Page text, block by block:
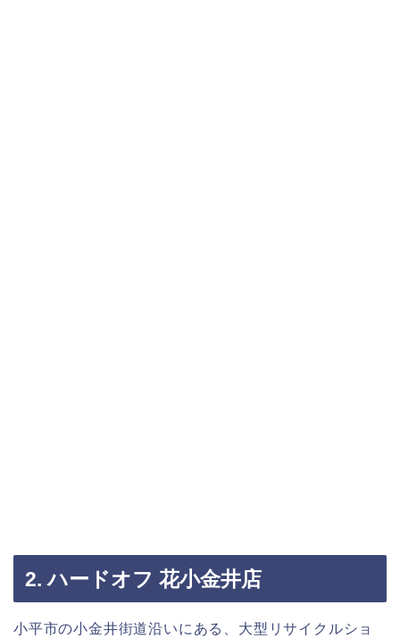
2. ハードオフ 花小金井店
小平市の小金井街道沿いにある、大型リサイクルショ